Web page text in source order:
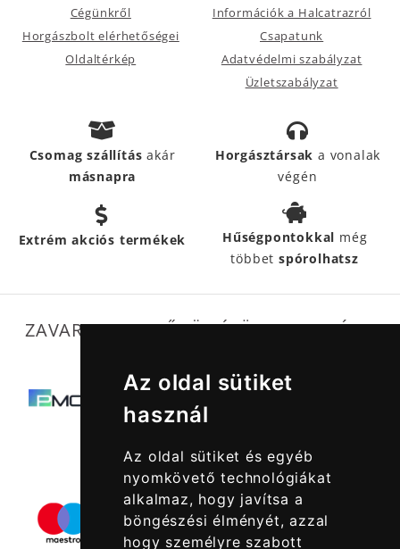
Az oldal sütiket
használ
Az oldal sütiket és egyéb
nyomkövető technológiákat
alkalmaz, hogy javítsa a
böngészési élményét, azzal
hogy személyre szabott
Cégünkről
Horgászbolt elérhetőségei
Oldaltérkép
Információk a Halcatrazról
Csapatunk
Adatvédelmi szabályzat
Üzletszabályzat
Csomag szállításakár
másnapra
Horgásztársak a vonalak
végén
Extrém akciós termékek Hűségpontokkal még
többetspórolhatsz
ZAVARTALAN MŰKÖDÉSÜNKET SEGÍTIK